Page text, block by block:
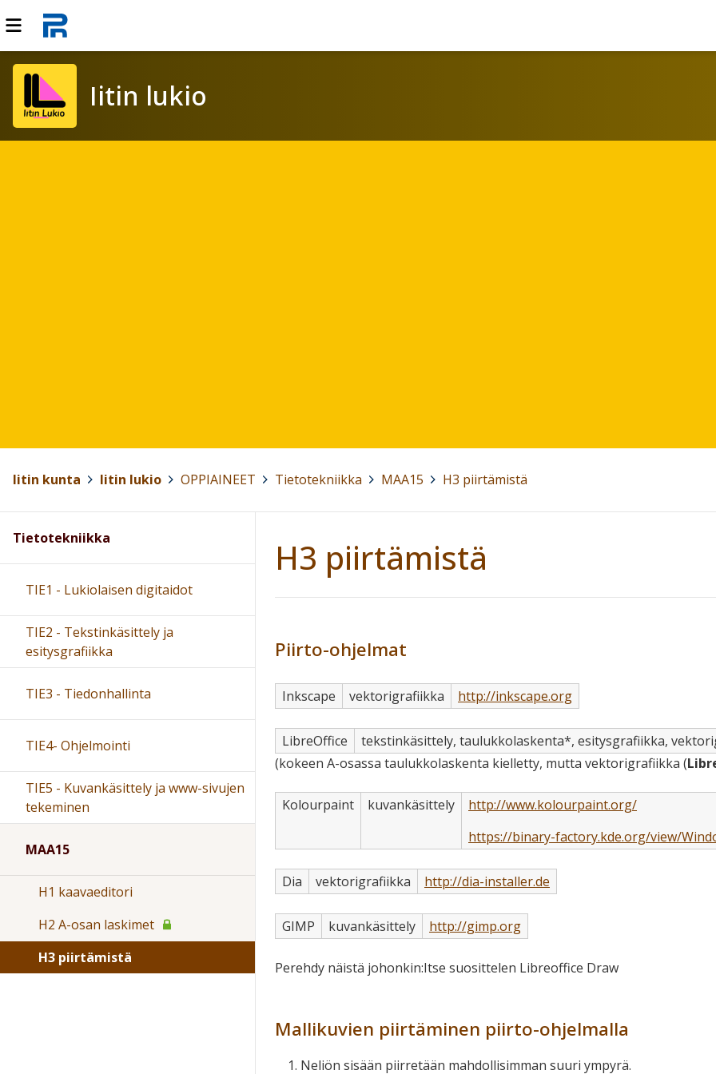
Iitin lukio
Iitin kunta Iitin lukio OPPIAINEET Tietotekniikka MAA15 H3 piirtämistä
H3 piirtämistä
Piirto-ohjelmat
Inkscape vektorigrafiikka http://inkscape.org
LibreOffice
tekstinkäsittely, taulukkolaskenta*, esitysgrafiikka,
(kokeen A-osassa taulukkolaskenta kielletty, mutta vektorigrafiikka (
Kolourpaint kuvankäsittely
http://www.kolourpaint.org/
https://binary-factory.kde.org/view/
Dia vektorigrafiikka http://dia-installer.de
GIMP kuvankäsittely http://gimp.org
Perehdy näistä johonkin:Itse suosittelen Libreoffice Draw
Mallikuvien piirtäminen piirto-ohjelmalla
Neliön sisään piirretään mahdollisimman suuri ympyrä.
Tietotekniikka
TIE1 - Lukiolaisen digitaidot
TIE2 - Tekstinkäsittely ja
esitysgrafiikka
TIE3 - Tiedonhallinta
TIE4- Ohjelmointi
TIE5 - Kuvankäsittely ja www-sivujen
tekeminen
MAA15
H1 kaavaeditori
H2 A-osan laskimet
H3 piirtämistä